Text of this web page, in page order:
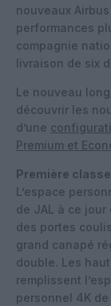
nouveaux
performances
compagnie
livraison de six
Le nouveau
découvrir les
d’une
Premium et
Première classe
L’espace
de JAL à ce
des portes
grand canapé
double. Les
remplissent
personnel 4K